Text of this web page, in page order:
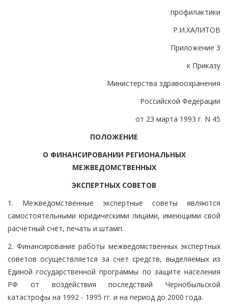
профилактики
Р.И.ХАЛИТОВ
Приложение 3
к Приказу
Министерства здравоохранения
Российской Федерации
от 23 марта 1993 г. N 45
ПОЛОЖЕНИЕ
О ФИНАНСИРОВАНИИ РЕГИОНАЛЬНЫХ
МЕЖВЕДОМСТВЕННЫХ
ЭКСПЕРТНЫХ СОВЕТОВ
1. Межведомственные экспертные советы являются
самостоятельными юридическими лицами, имеющими свой
расчетный счет, печать и штамп.
2. Финансирование работы межведомственных экспертных
советов осуществляется за счет средств, выделяемых из
Единой государственной программы по защите населения
РФ от воздействия последствий Чернобыльской
катастрофы на 1992 - 1995 гг. и на период до 2000 года.